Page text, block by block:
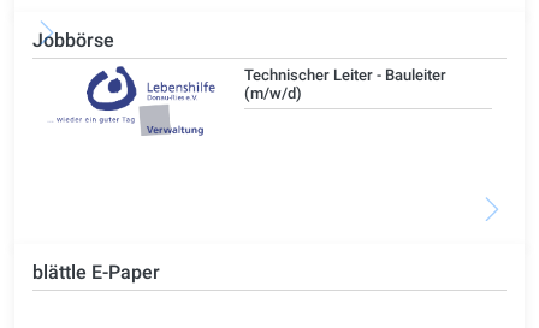
Jobbörse
Technischer Leiter - Bauleiter
(m/w/d)
blättle E-Paper